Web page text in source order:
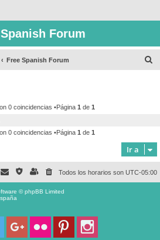
Forum
Free Spanish Forum
0 coincidencias •Página 1 de 1
0 coincidencias •Página 1 de 1
Ir a
Todos los horarios son UTC-05:00
© phpBB Limited